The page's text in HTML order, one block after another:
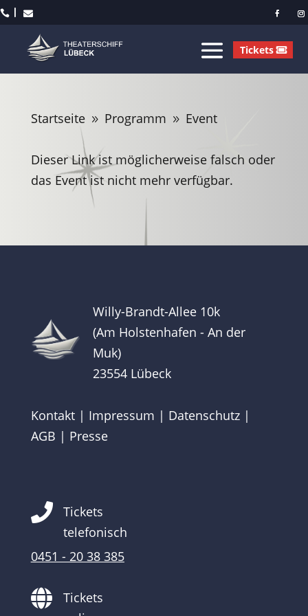
 
Tickets
Startseite 9 Programm 9 Event
Dieser Link ist möglicherweise falsch oder
das Event ist nicht mehr verfügbar.
Willy-Brandt-Allee 10k
(Am Holstenhafen - An der
Muk)
23554 Lübeck
Kontakt| Impressum | Datenschutz|
AGB | Presse

Tickets
telefonisch
0451 - 20 38 385

Tickets